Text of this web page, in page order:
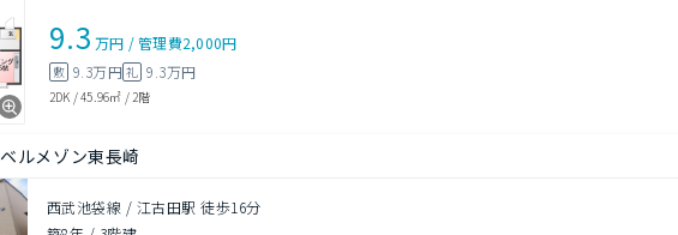
9.3 万円 /管理費2,000円
敷 9.3万円礼 9.3万円
2DK /45.96㎡ / 2階
ベルメゾン東長崎
西武池袋線 / 江古田駅 徒歩16分